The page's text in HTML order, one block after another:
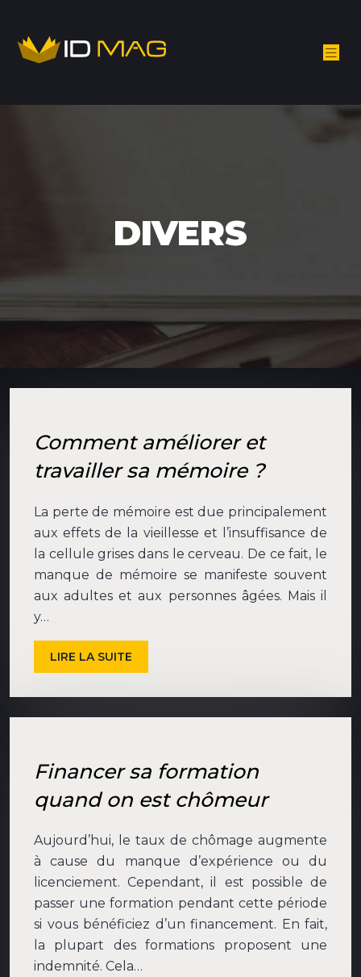
DIVERS
Comment améliorer et
travailler sa mémoire ?
La perte de mémoire est due principalement
aux effets de la vieillesse et l’insuffisance de
la cellule grises dans le cerveau. De ce fait, le
manque de mémoire se manifeste souvent
aux adultes et aux personnes âgées. Mais il
y…
LIRE LA SUITE
Financer sa formation
quand on est chômeur
Aujourd’hui, le taux de chômage augmente
à cause du manque d’expérience ou du
licenciement. Cependant, il est possible de
passer une formation pendant cette période
si vous bénéficiez d’un financement. En fait,
la plupart des formations proposent une
indemnité. Cela…